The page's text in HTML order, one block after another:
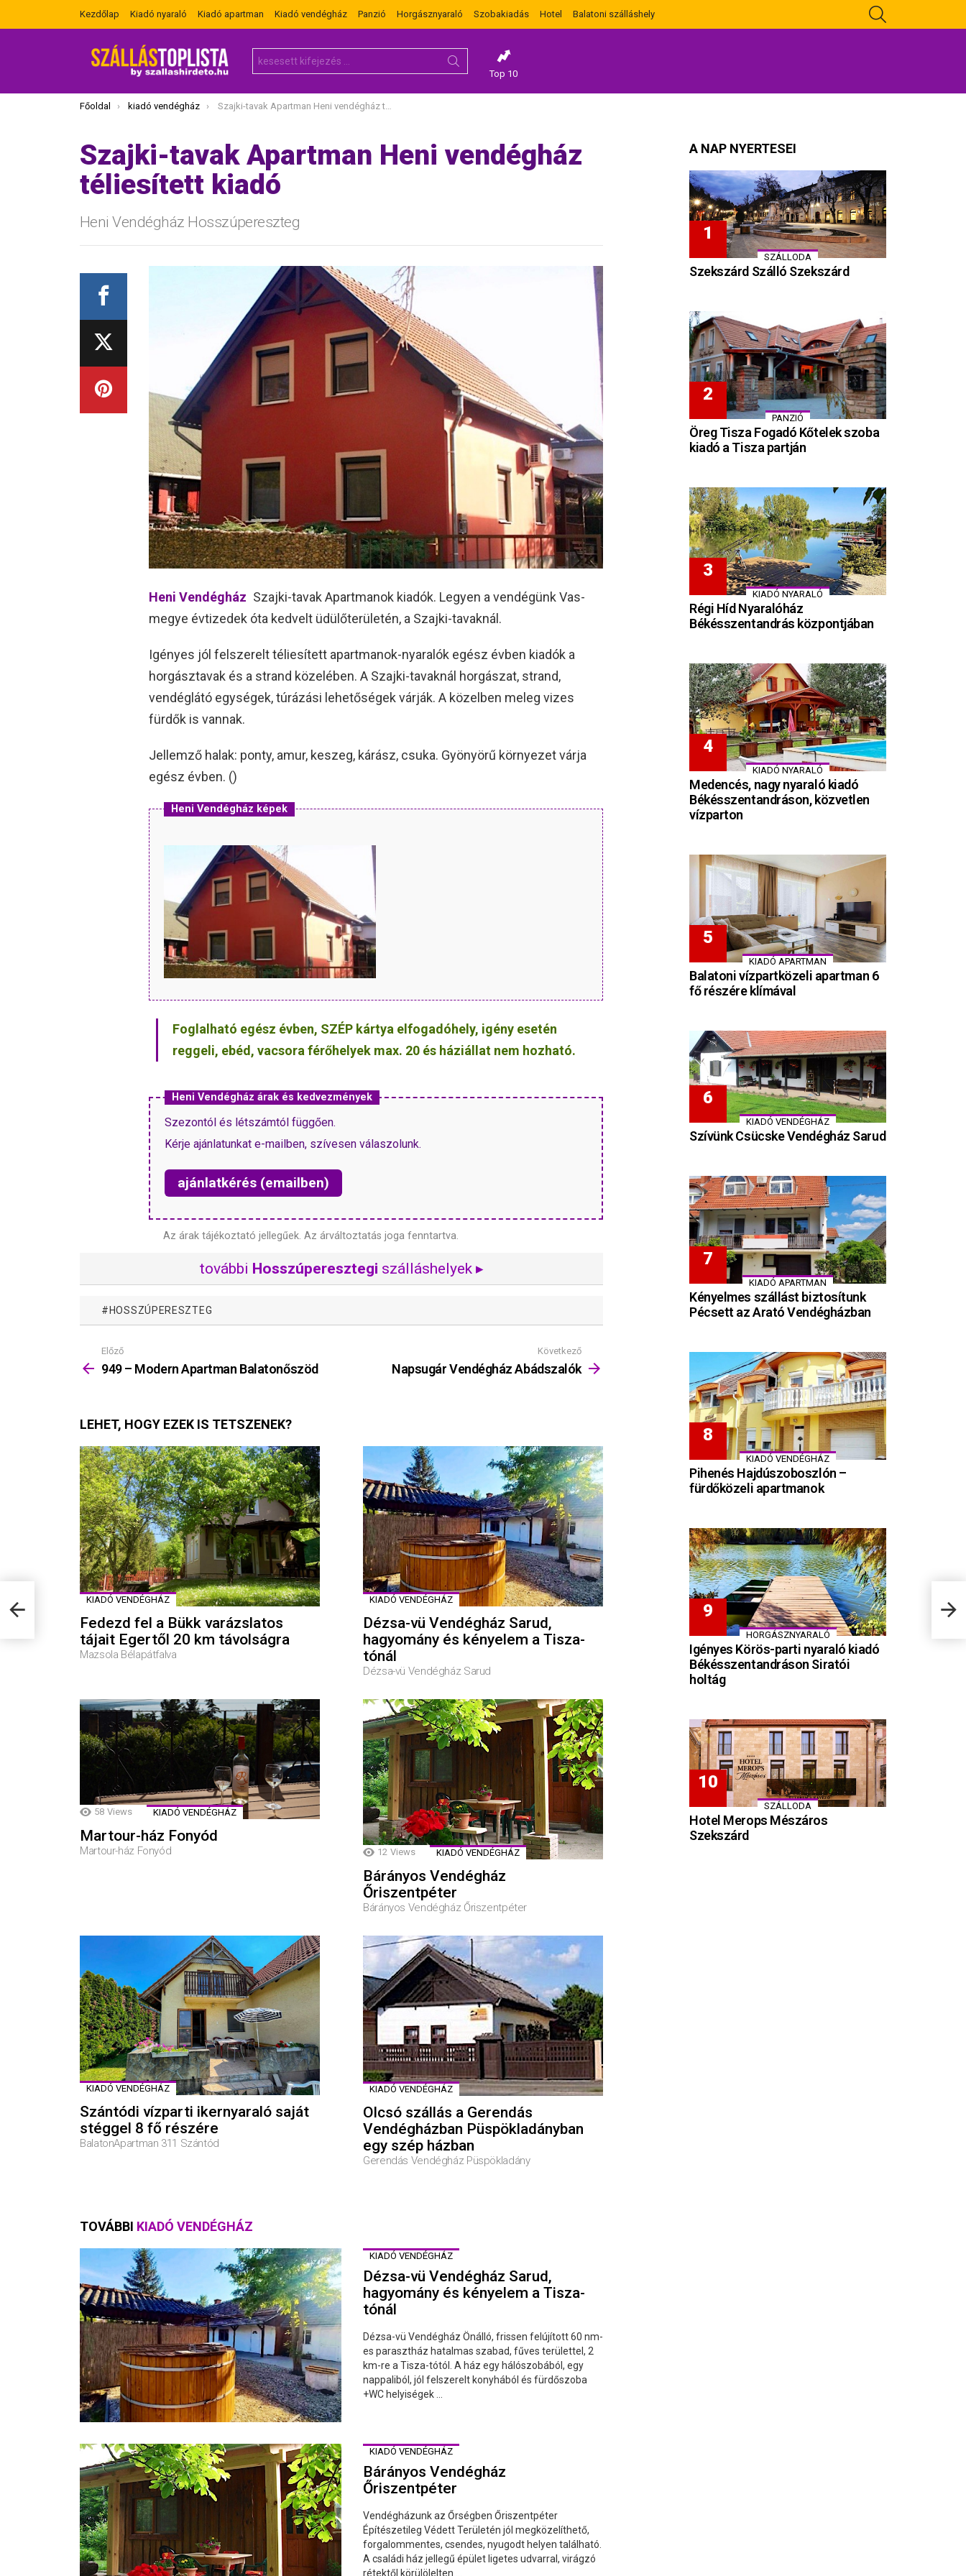
Kezdőlap Kiadó nyaraló Kiadó apartman Kiadó vendégház Panzió Horgásznyaraló Szobakiadás Hotel Balatoni szálláshely
for:
Top 10
Itt vagy most:
Főoldal kiadó vendégház Szajki-tavak Apartman Heni vendégház téliesített kiadó
Szajki-tavak Apartman Heni vendégház
téliesített kiadó
Heni Vendégház Hosszúpereszteg
Heni Vendégház Szajki-tavak Apartmanok kiadók. Legyen a vendégünk Vas-
megye évtizedek óta kedvelt üdülőterületén, a Szajki-tavaknál.
Igényes jól felszerelt téliesített apartmanok-nyaralók egész évben kiadók a
horgásztavak és a strand közelében. A Szajki-tavaknál horgászat, strand,
vendéglátó egységek, túrázási lehetőségek várják. A közelben meleg vizes
fürdők is vannak.
Jellemző halak: ponty, amur, keszeg, kárász, csuka. Gyönyörű környezet várja
egész évben. ()
Heni Vendégház képek
Foglalható egész évben, SZÉP kártya elfogadóhely, igény esetén
reggeli, ebéd, vacsora férőhelyek max. 20 és háziállat nem hozható.
Heni Vendégház árak és kedvezmények
Szezontól és létszámtól függően.
Kérje ajánlatunkat e-mailben, szívesen válaszolunk.
ajánlatkérés (emailben)
Az árak tájékoztató jellegűek. Az árváltoztatás joga fenntartva.
további Hosszúperesztegi szálláshelyek ▸
HOSSZÚPERESZTEG
Mutass
többet
Előző
949 – Modern Apartman Balatonőszöd
Következő
Napsugár Vendégház Abádszalók
LEHET, HOGY EZEK IS TETSZENEK?
KIADÓ VENDÉGHÁZ
Fedezd fel a Bükk varázslatos
tájait Egertől 20 km távolságra
Mazsola Bélapátfalva
KIADÓ VENDÉGHÁZ
Dézsa-vü Vendégház Sarud,
hagyomány és kényelem a Tisza-
tónál
Dézsa-vü Vendégház Sarud
58 Views KIADÓ VENDÉGHÁZ
Martour-ház Fonyód
Martour-ház Fonyód 12 Views KIADÓ VENDÉGHÁZ
Bárányos Vendégház
Őriszentpéter
Bárányos Vendégház Őriszentpéter
KIADÓ VENDÉGHÁZ
Szántódi vízparti ikernyaraló saját
stéggel 8 fő részére
BalatonApartman 311 Szántód
KIADÓ VENDÉGHÁZ
Olcsó szállás a Gerendás
Vendégházban Püspökladányban
egy szép házban
Gerendás Vendégház Püspökladány
TOVÁBBI KIADÓ VENDÉGHÁZ
KIADÓ VENDÉGHÁZ
Dézsa-vü Vendégház Sarud,
hagyomány és kényelem a Tisza-
tónál
Dézsa-vü Vendégház Önálló, frissen felújított 60 nm-
es parasztház hatalmas szabad, fűves területtel, 2
km-re a Tisza-tótól. A ház egy hálószobából, egy
nappaliból, jól felszerelt konyhából és fürdőszoba
+WC helyiségek ...
KIADÓ VENDÉGHÁZ
Bárányos Vendégház
Őriszentpéter
Vendégházunk az Őrségben Őriszentpéter
Építészetileg Védett Területén jól megközelíthető,
forgalommentes, csendes, nyugodt helyen található.
A családi ház jellegű épület ligetes udvarral, virágzó
rétektől körülölelten ...
A NAP NYERTESEI
SZÁLLODA
Szekszárd Szálló Szekszárd
PANZIÓ
Öreg Tisza Fogadó Kőtelek szoba
kiadó a Tisza partján
KIADÓ NYARALÓ
Régi Híd Nyaralóház
Békésszentandrás központjában
KIADÓ NYARALÓ
Medencés, nagy nyaraló kiadó
Békésszentandráson, közvetlen
vízparton
KIADÓ APARTMAN
Balatoni vízpartközeli apartman 6
fő részére klímával
KIADÓ VENDÉGHÁZ
Szívünk Csücske Vendégház Sarud
KIADÓ APARTMAN
Kényelmes szállást biztosítunk
Pécsett az Arató Vendégházban
KIADÓ VENDÉGHÁZ
Pihenés Hajdúszoboszlón –
fürdőközeli apartmanok
HORGÁSZNYARALÓ
Igényes Körös-parti nyaraló kiadó
Békésszentandráson Siratói
holtág
SZÁLLODA
Hotel Merops Mészáros
Szekszárd